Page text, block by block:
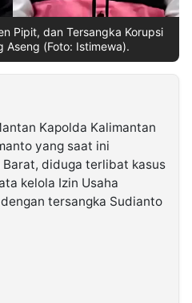
Pipit, dan Tersangka Korupsi
Aseng (Foto: Istimewa).
Kapolda Kalimantan
yang saat ini
diduga terlibat kasus
kelola Izin Usaha
tersangka Sudianto